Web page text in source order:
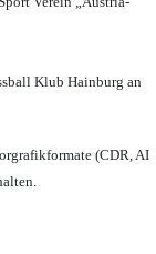
Klub Hainburg an
(CDR, AI